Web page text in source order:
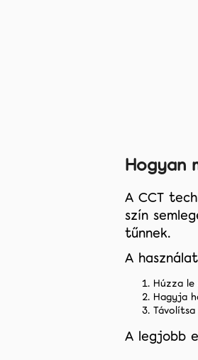
Hogyan
A CCT
szín
tűnnek.
A
Húzza
Hagyja
A legjobb